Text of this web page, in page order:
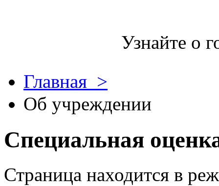
Узнайте о
Главная >
Об учреждении
Специальная
Страница находится в